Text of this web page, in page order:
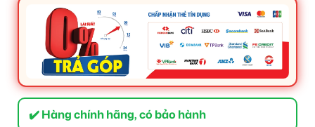
✔️ Hàng chính hãng, có bảo hành